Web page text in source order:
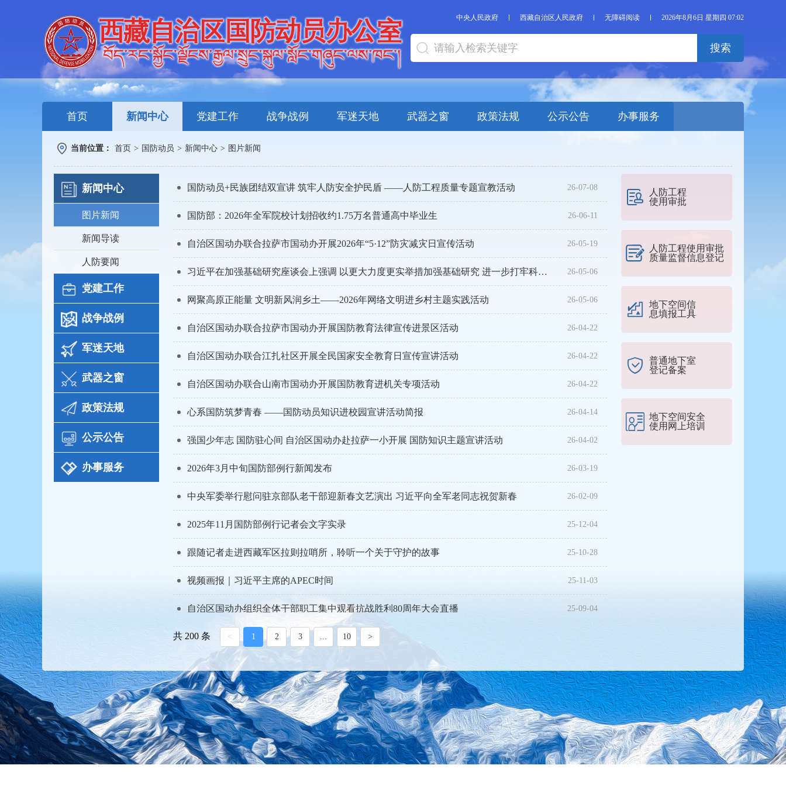
中央人民政府 西藏自治区人民政府 无障碍阅读 2026年8月6日 星期四 07:02
搜索
首页 新闻中心 党建工作 战争战例 军迷天地 武器之窗 政策法规 公示公告 办事服务
当前位置： 首页 > 国防动员 > 新闻中心 > 图片新闻
新闻中心
图片新闻
新闻导读
人防要闻
党建工作
战争战例
军迷天地
武器之窗
政策法规
政策解读
行政规范性文件
公示公告
重点信息
办事服务
国防动员+民族团结双宣讲 筑牢人防安全护民盾 ——人防工程质量专题宣教活动 26-07-08
国防部：2026年全军院校计划招收约1.75万名普通高中毕业生 26-06-11
自治区国动办联合拉萨市国动办开展2026年“5·12”防灾减灾日宣传活动 26-05-19
习近平在加强基础研究座谈会上强调 以更大力度更实举措加强基础研究 进一步打牢科技强国建设根基 26-05-06
网聚高原正能量 文明新风润乡土——2026年网络文明进乡村主题实践活动 26-05-06
自治区国动办联合拉萨市国动办开展国防教育法律宣传进景区活动 26-04-22
自治区国动办联合江扎社区开展全民国家安全教育日宣传宣讲活动 26-04-22
自治区国动办联合山南市国动办开展国防教育进机关专项活动 26-04-22
心系国防筑梦青春 ——国防动员知识进校园宣讲活动简报 26-04-14
强国少年志 国防驻心间 自治区国动办赴拉萨一小开展 国防知识主题宣讲活动 26-04-02
2026年3月中旬国防部例行新闻发布 26-03-19
中央军委举行慰问驻京部队老干部迎新春文艺演出 习近平向全军老同志祝贺新春 26-02-09
2025年11月国防部例行记者会文字实录 25-12-04
跟随记者走进西藏军区拉则拉哨所，聆听一个关于守护的故事 25-10-28
视频画报｜习近平主席的APEC时间 25-11-03
自治区国动办组织全体干部职工集中观看抗战胜利80周年大会直播 25-09-04
共庆西藏60载辉煌 凝聚国动奋进力量
服务企业“零距离”解决问题“实打实”
自治区国动办组织开展无偿献血活动 25-07-08
中国人民抗日战争暨世界反法西斯战争胜利80周年纪念活动总结会议在京举行 习近平亲切接见纪念活动筹办工... 25-09-19
共 200 条 < 1 2 3 ... 10 >
人防工程
使用审批
人防工程使用审批
质量监督信息登记
地下空间信
息填报工具
普通地下室
登记备案
地下空间安全
使用网上培训